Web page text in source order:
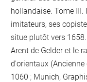
hollandaise. Tome III.
imitateurs, ses
situe plutôt vers
Arent de Gelder et le
d'orientaux (Ancienne
1060 ; Munich,